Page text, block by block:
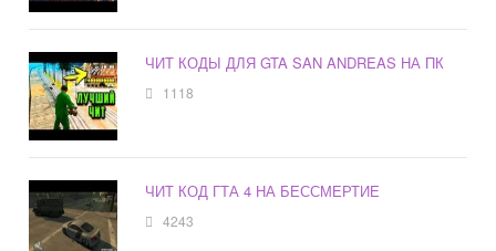
ЧИТ КОДЫ ДЛЯ GTA SAN ANDREAS НА ПК
1118
ЧИТ КОД ГТА 4 НА БЕССМЕРТИЕ
4243